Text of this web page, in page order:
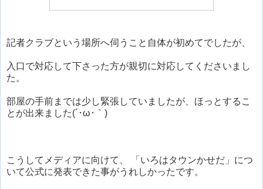
記者クラブという場所へ伺うこと自体が初めてでしたが、
入口で対応して下さった方が親切に対応してくださいまし
た。
部屋の手前までは少し緊張していましたが、ほっとするこ
とが出来ました(´･ω･｀)
こうしてメディアに向けて、 「いろはタウンかせだ」につ
いて公式に発表できた事がうれしかったです。